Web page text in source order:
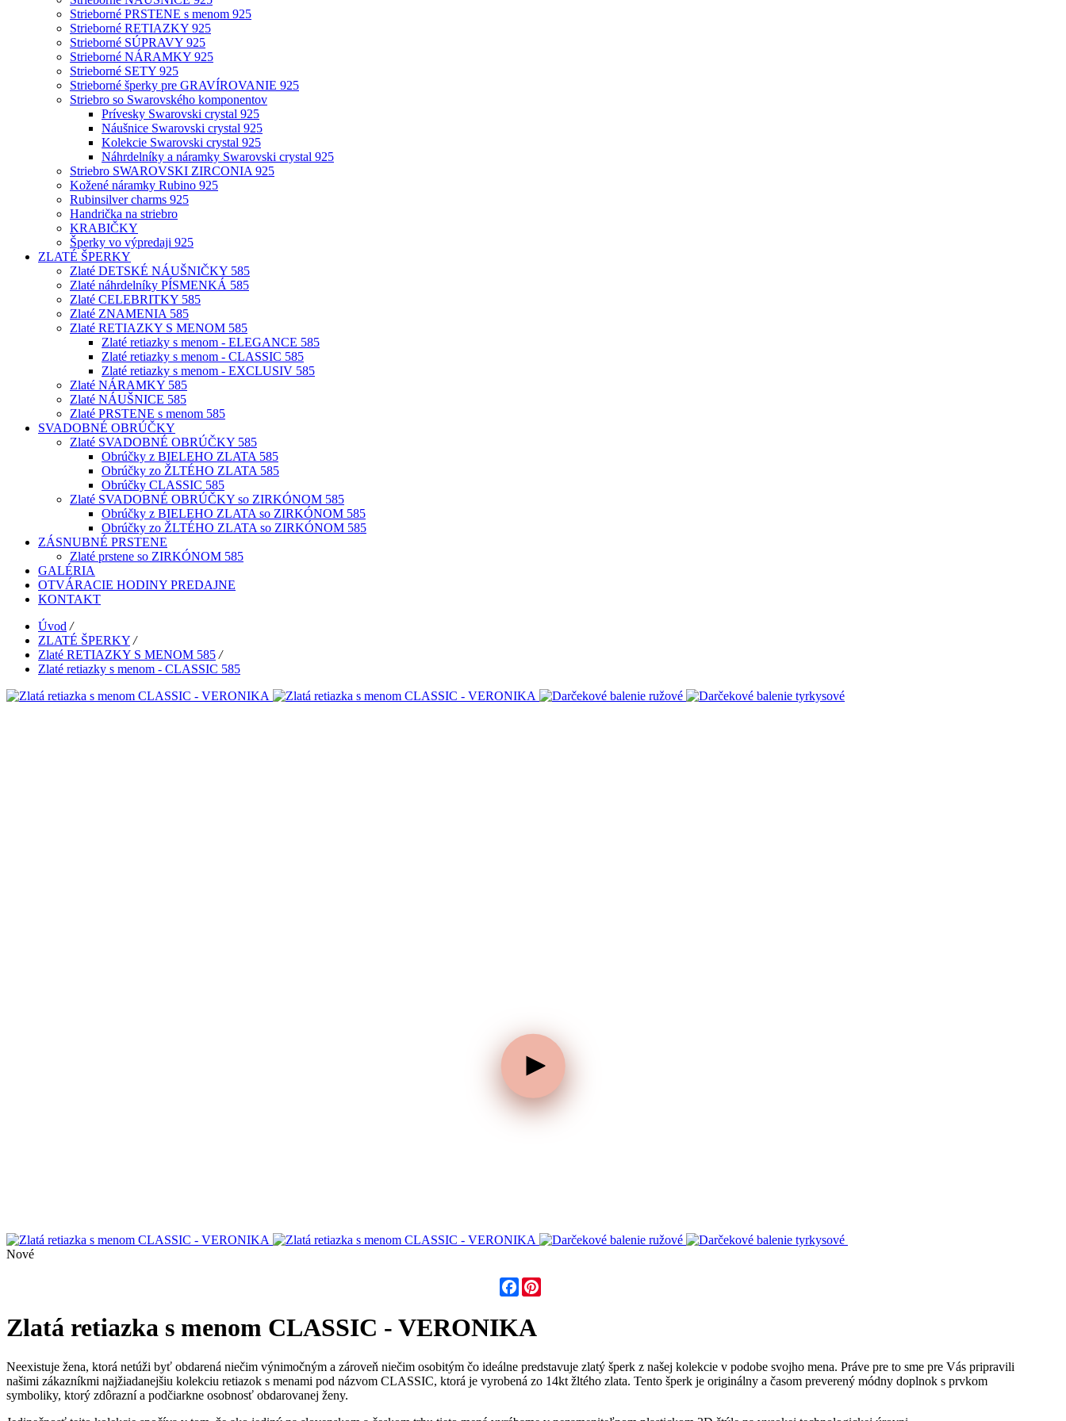
Strieborné PRSTENE s menom 925
Strieborné RETIAZKY 925
Strieborné SÚPRAVY 925
Strieborné NÁRAMKY 925
Strieborné SETY 925
Strieborné šperky pre GRAVÍROVANIE 925
Striebro so Swarovského komponentov
Prívesky Swarovski crystal 925
Náušnice Swarovski crystal 925
Kolekcie Swarovski crystal 925
Náhrdelníky a náramky Swarovski crystal 925
Striebro SWAROVSKI ZIRCONIA 925
Kožené náramky Rubino 925
Rubinsilver charms 925
Handrička na striebro
KRABIČKY
Šperky vo výpredaji 925
ZLATÉ ŠPERKY
Zlaté DETSKÉ NÁUŠNIČKY 585
Zlaté náhrdelníky PÍSMENKÁ 585
Zlaté CELEBRITKY 585
Zlaté ZNAMENIA 585
Zlaté RETIAZKY S MENOM 585
Zlaté retiazky s menom - ELEGANCE 585
Zlaté retiazky s menom - CLASSIC 585
Zlaté retiazky s menom - EXCLUSIV 585
Zlaté NÁRAMKY 585
Zlaté NÁUŠNICE 585
Zlaté PRSTENE s menom 585
SVADOBNÉ OBRÚČKY
Zlaté SVADOBNÉ OBRÚČKY 585
Obrúčky z BIELEHO ZLATA 585
Obrúčky zo ŽLTÉHO ZLATA 585
Obrúčky CLASSIC 585
Zlaté SVADOBNÉ OBRÚČKY so ZIRKÓNOM 585
Obrúčky z BIELEHO ZLATA so ZIRKÓNOM 585
Obrúčky zo ŽLTÉHO ZLATA so ZIRKÓNOM 585
ZÁSNUBNÉ PRSTENE
Zlaté prstene so ZIRKÓNOM 585
GALÉRIA
OTVÁRACIE HODINY PREDAJNE
KONTAKT
Úvod /
ZLATÉ ŠPERKY /
Zlaté RETIAZKY S MENOM 585 /
Zlaté retiazky s menom - CLASSIC 585
Nové
Facebook
Zlatá retiazka s menom CLASSIC - VERONIKA
Neexistuje žena, ktorá netúži byť obdarená niečim výnimočným a zároveň niečim osobitým čo ideálne predstavuje zlatý šperk z našej kolekcie v podobe svojho mena. Práve pre to sme pre Vás pripravili
našimi zákazníkmi najžiadanejšiu kolekciu retiazok s menami pod názvom CLASSIC, ktorá je vyrobená zo 14kt žltého zlata. Tento šperk je originálny a časom preverený módny doplnok s prvkom
symboliky, ktorý zdôrazní a podčiarkne osobnosť obdarovanej ženy.